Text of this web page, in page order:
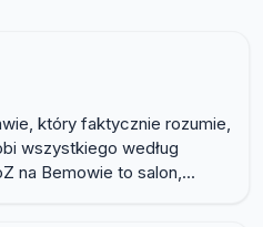
który faktycznie rozumie,
wszystkiego według
na Bemowie to salon,...